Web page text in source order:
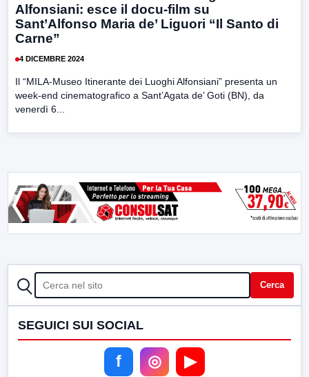
Alfonsiani: esce il docu-film su
Sant’Alfonso Maria de’ Liguori “Il Santo di
Carne”
4 DICEMBRE 2024
Il “MILA-Museo Itinerante dei Luoghi Alfonsiani” presenta un
week-end cinematografico a Sant’Agata de’ Goti (BN), da
venerdì 6...
CERCA Cerca
SEGUICI SUI SOCIAL
f ◎ ▶